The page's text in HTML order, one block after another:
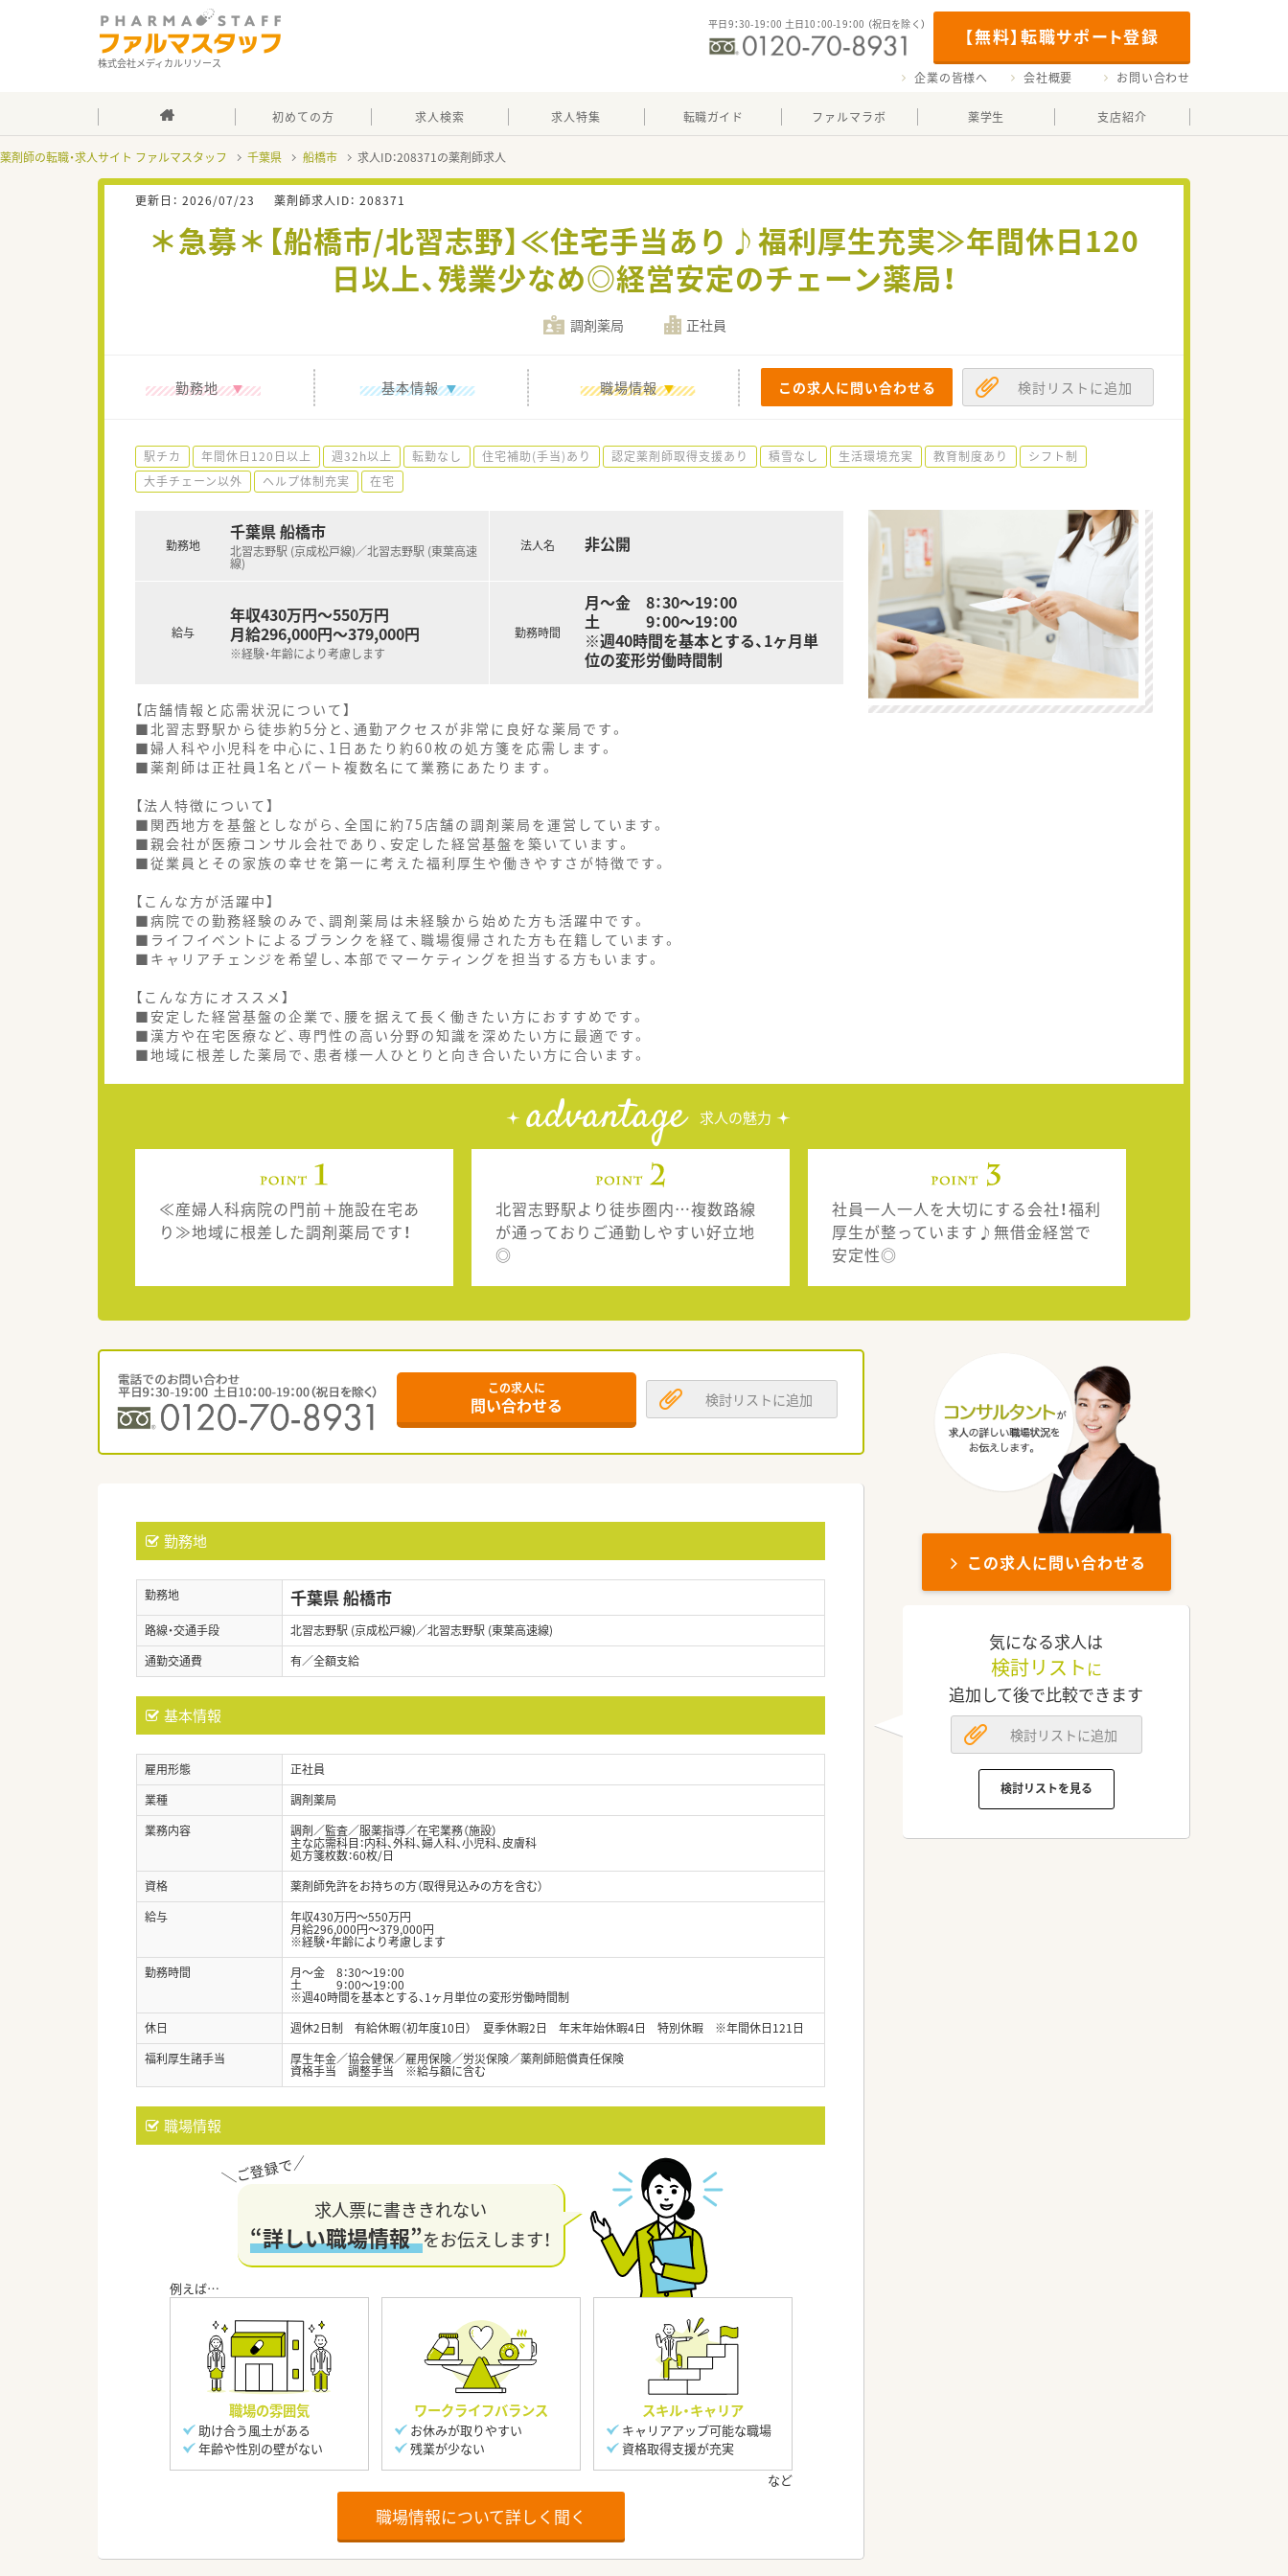
株式会社メディカルリソース
【無料】転職サポート登録
平日9：30-19：00 土日10：00-19：00 （祝日を除く）
企業の皆様へ 会社概要 お問い合わせ
初めての方 求人検索 求人特集 転職ガイド ファルマラボ 薬学生 支店紹介
薬剤師の転職・求人サイト ファルマスタッフ 千葉県 船橋市 求人ID：208371の薬剤師求人
更新日： 2026/07/23 薬剤師求人ID： 208371
＊急募＊【船橋市/北習志野】≪住宅手当あり♪福利厚生充実≫年間休日120
日以上、残業少なめ◎経営安定のチェーン薬局！
調剤薬局 正社員
勤務地 基本情報 職場情報 この求人に問い合わせる 検討リストに追加
駅チカ 年間休日120日以上 週32h以上 転勤なし 住宅補助(手当)あり 認定薬剤師取得支援あり 積雪なし 生活環境充実 教育制度あり
シフト制
大手チェーン以外
ヘルプ体制充実 在宅
勤務地
千葉県 船橋市
北習志野駅 (京成松戸線)／北習志野駅 (東葉高速
線)
給与
年収430万円～550万円
月給296,000円～379,000円
※経験・年齢により考慮します
法人名 非公開
勤務時間
月～金 8：30～19：00
土 9：00～19：00
※週40時間を基本とする、1ヶ月単
位の変形労働時間制
【店舗情報と応需状況について】
■北習志野駅から徒歩約5分と、通勤アクセスが非常に良好な薬局です。
■婦人科や小児科を中心に、1日あたり約60枚の処方箋を応需します。
■薬剤師は正社員1名とパート複数名にて業務にあたります。
【法人特徴について】
■関西地方を基盤としながら、全国に約75店舗の調剤薬局を運営しています。
■親会社が医療コンサル会社であり、安定した経営基盤を築いています。
■従業員とその家族の幸せを第一に考えた福利厚生や働きやすさが特徴です。
【こんな方が活躍中】
■病院での勤務経験のみで、調剤薬局は未経験から始めた方も活躍中です。
■ライフイベントによるブランクを経て、職場復帰された方も在籍しています。
■キャリアチェンジを希望し、本部でマーケティングを担当する方もいます。
【こんな方にオススメ】
■安定した経営基盤の企業で、腰を据えて長く働きたい方におすすめです。
■漢方や在宅医療など、専門性の高い分野の知識を深めたい方に最適です。
■地域に根差した薬局で、患者様一人ひとりと向き合いたい方に合います。
advantage 求人の魅力
≪産婦人科病院の門前＋施設在宅あ
り≫地域に根差した調剤薬局です！
北習志野駅より徒歩圏内…複数路線
が通っておりご通勤しやすい好立地
◎
社員一人一人を大切にする会社！福利
厚生が整っています♪無借金経営で
安定性◎
この求人に
問い合わせる 検討リストに追加
勤務地
勤務地 千葉県 船橋市
路線・交通手段
北習志野駅 (京成松戸線)／北習志野駅 (東葉高速線)
通勤交通費
有／全額支給
基本情報
雇用形態
正社員
業種
調剤薬局
業務内容
調剤／監査／服薬指導／在宅業務（施設）
主な応需科目：内科、外科、婦人科、小児科、皮膚科
処方箋枚数：60枚/日
資格
薬剤師免許をお持ちの方（取得見込みの方を含む）
給与
年収430万円～550万円
月給296,000円～379,000円
※経験・年齢により考慮します
勤務時間
月～金 8：30～19：00
土 9：00～19：00
※週40時間を基本とする、1ヶ月単位の変形労働時間制
休日
週休2日制 有給休暇（初年度10日） 夏季休暇2日 年末年始休暇4日 特別休暇 ※年間休日121日
福利厚生諸手当
厚生年金／協会健保／雇用保険／労災保険／薬剤師賠償責任保険
資格手当 調整手当 ※給与額に含む
職場情報
求人票に書ききれない
“詳しい職場情報”をお伝えします！
職場の雰囲気
助け合う風土がある
年齢や性別の壁がない
ワークライフバランス
お休みが取りやすい
残業が少ない
スキル・キャリア
キャリアアップ可能な職場
資格取得支援が充実
職場情報について詳しく聞く
この求人に問い合わせる
気になる求人は
検討リスト に
追加して後で比較できます
検討リストに追加
検討リストを見る